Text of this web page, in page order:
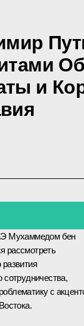
и
Мухаммедом бен
рассмотреть
сотрудничества,
с